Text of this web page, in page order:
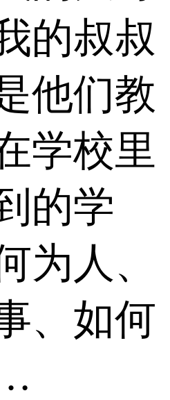
的叔叔
他们教
学校里
的学
为人、
、如何